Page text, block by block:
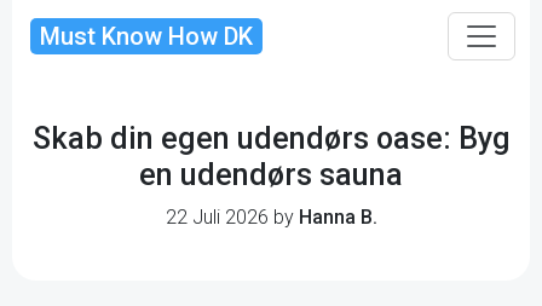
Must Know How DK
Skab din egen udendørs oase: Byg
en udendørs sauna
22 Juli 2026 by Hanna B.